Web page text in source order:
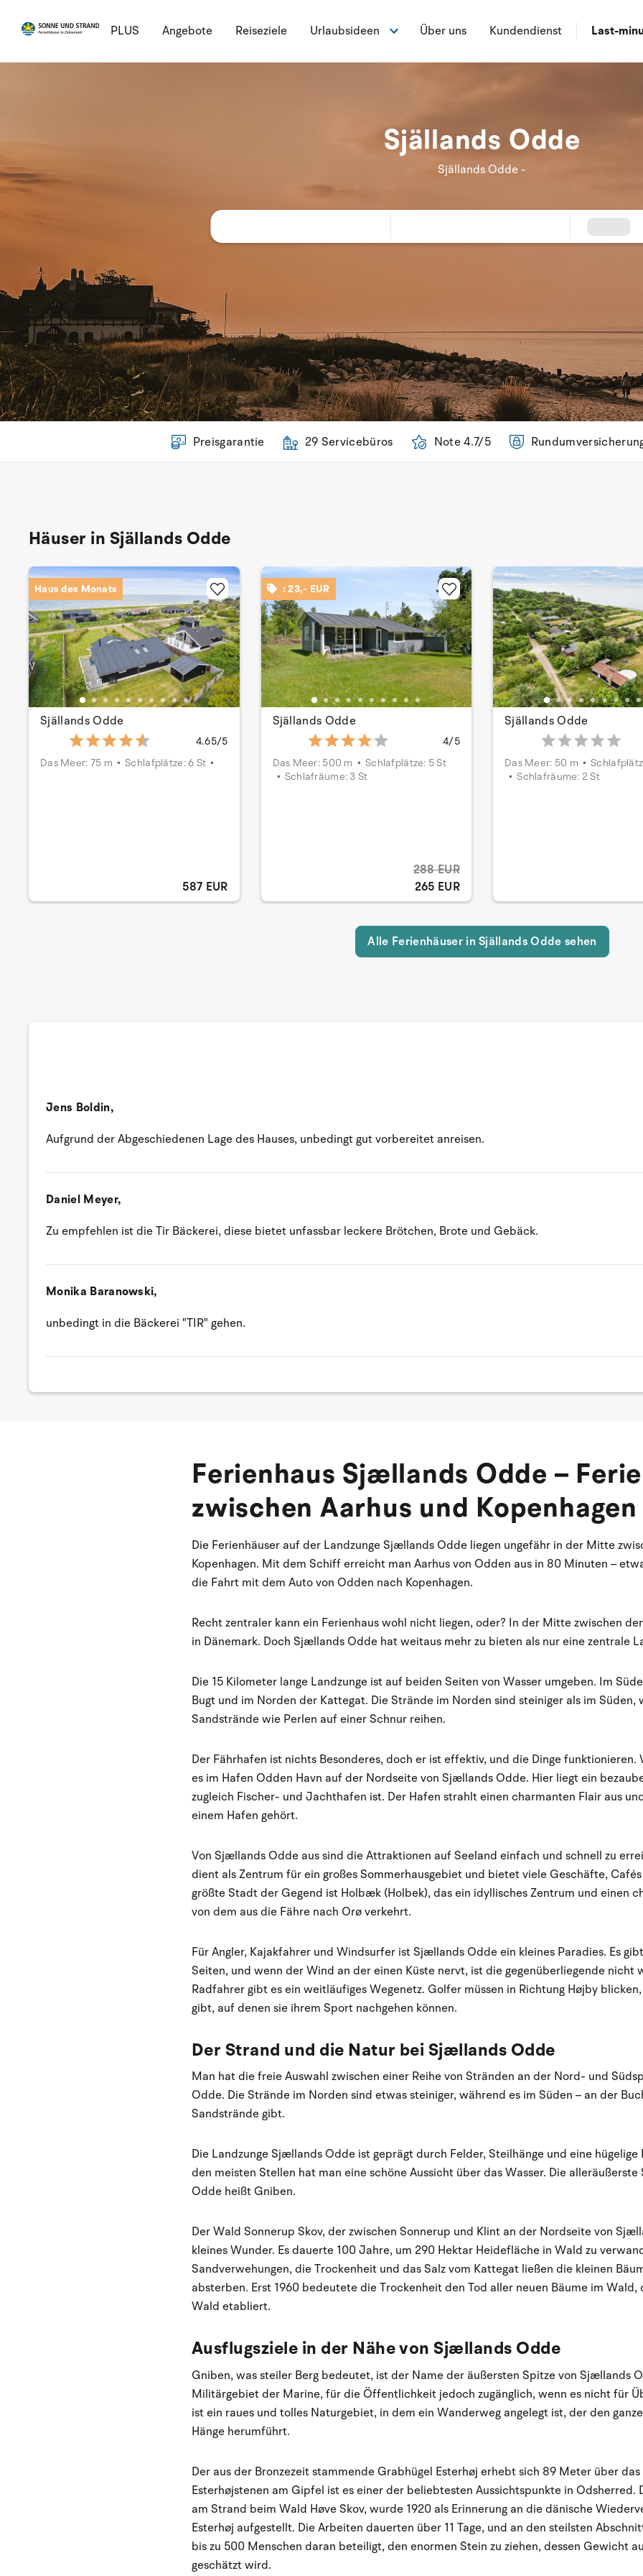
PLUS Angebote Reiseziele Urlaubsideen Über uns Kundendienst Last-
Själlands Odde
Själlands Odde -
Preisgarantie 29 Servicebüros Note 4.7/5
Häuser in Själlands Odde
Haus des Monats
Själlands Odde
4.65/5
Das Meer: 75 m
Schlafplätze: 6 St
587 EUR
: 23,- EUR
Själlands Odde
4/5
Das Meer: 500 m
Schlafplätze: 5 St
Schlafräume: 3 St
288 EUR
265 EUR
Själlands Odde
Das Meer: 50 m
Schlafräume: 2 St
Alle Ferienhäuser in Själlands Odde sehen
Jens Boldin,
Aufgrund der Abgeschiedenen Lage des Hauses, unbedingt gut vorbereitet anreisen.
Daniel Meyer,
Zu empfehlen ist die Tir Bäckerei, diese bietet unfassbar leckere Brötchen, Brote und Gebäck.
Monika Baranowski,
unbedingt in die Bäckerei "TIR" gehen.
Ferienhaus Sjællands Odde –
zwischen Aarhus und Kopenhagen
Die Ferienhäuser auf der Landzunge Sjællands Odde liegen ungefähr in der Mitte
Kopenhagen. Mit dem Schiff erreicht man Aarhus von Odden aus in 80 Minuten –
die Fahrt mit dem Auto von Odden nach Kopenhagen.
Recht zentraler kann ein Ferienhaus wohl nicht liegen, oder? In der Mitte zwischen
in Dänemark. Doch Sjællands Odde hat weitaus mehr zu bieten als nur eine zentrale
Die 15 Kilometer lange Landzunge ist auf beiden Seiten von Wasser umgeben. Im
Bugt und im Norden der Kattegat. Die Strände im Norden sind steiniger als im Süden,
Sandstrände wie Perlen auf einer Schnur reihen.
Der Fährhafen ist nichts Besonderes, doch er ist effektiv, und die Dinge
es im Hafen Odden Havn auf der Nordseite von Sjællands Odde. Hier liegt ein
zugleich Fischer- und Jachthafen ist. Der Hafen strahlt einen charmanten Flair aus
einem Hafen gehört.
Von Sjællands Odde aus sind die Attraktionen auf Seeland einfach und schnell zu
dient als Zentrum für ein großes Sommerhausgebiet und bietet viele Geschäfte,
größte Stadt der Gegend ist Holbæk (Holbek), das ein idyllisches Zentrum und einen
von dem aus die Fähre nach Orø verkehrt.
Für Angler, Kajakfahrer und Windsurfer ist Sjællands Odde ein kleines Paradies. Es
Seiten, und wenn der Wind an der einen Küste nervt, ist die gegenüberliegende nicht
Radfahrer gibt es ein weitläufiges Wegenetz. Golfer müssen in Richtung Højby
gibt, auf denen sie ihrem Sport nachgehen können.
Der Strand und die Natur bei Sjællands Odde
Man hat die freie Auswahl zwischen einer Reihe von Stränden an der Nord- und
Odde. Die Strände im Norden sind etwas steiniger, während es im Süden – an der
Sandstrände gibt.
Die Landzunge Sjællands Odde ist geprägt durch Felder, Steilhänge und eine
den meisten Stellen hat man eine schöne Aussicht über das Wasser. Die
Odde heißt Gniben.
Der Wald Sonnerup Skov, der zwischen Sonnerup und Klint an der Nordseite von
kleines Wunder. Es dauerte 100 Jahre, um 290 Hektar Heidefläche in Wald zu
Sandverwehungen, die Trockenheit und das Salz vom Kattegat ließen die kleinen
absterben. Erst 1960 bedeutete die Trockenheit den Tod aller neuen Bäume im
Wald etabliert.
Ausflugsziele in der Nähe von Sjællands Odde
Gniben, was steiler Berg bedeutet, ist der Name der äußersten Spitze von Sjællands
Militärgebiet der Marine, für die Öffentlichkeit jedoch zugänglich, wenn es nicht für
ist ein raues und tolles Naturgebiet, in dem ein Wanderweg angelegt ist, der den
Hänge herumführt.
Der aus der Bronzezeit stammende Grabhügel Esterhøj erhebt sich 89 Meter über
Esterhøjstenen am Gipfel ist es einer der beliebtesten Aussichtspunkte in Odsherred.
am Strand beim Wald Høve Skov, wurde 1920 als Erinnerung an die dänische
Esterhøj aufgestellt. Die Arbeiten dauerten über 11 Tage, und an den steilsten
bis zu 500 Menschen daran beteiligt, den enormen Stein zu ziehen, dessen Gewicht
geschätzt wird.